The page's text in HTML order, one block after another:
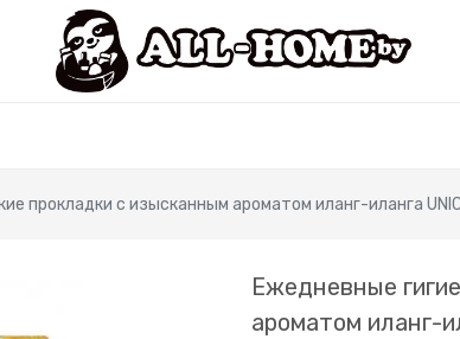
прокладки с изысканным ароматом иланг-иланга
Ежедневные
ароматом иланг-